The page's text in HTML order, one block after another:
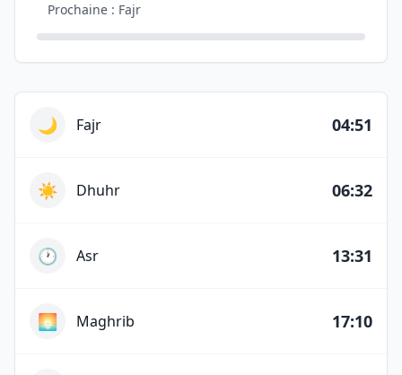
Prochaine : Fajr
🌙 Fajr 04:51
☀️ Dhuhr 06:32
🕐 Asr 13:31
🌅 Maghrib 17:10